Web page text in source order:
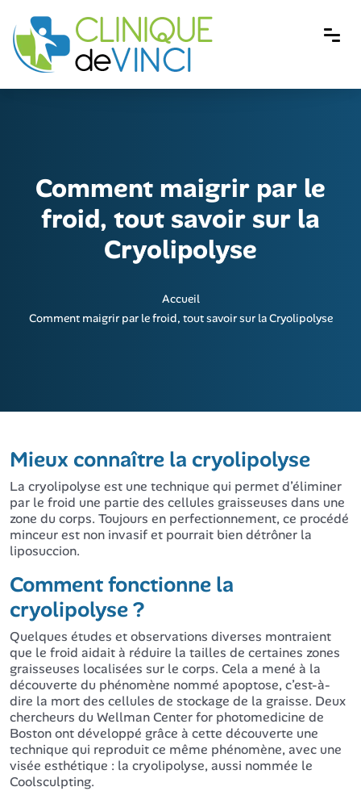
Comment maigrir par le
froid, tout savoir sur la
Cryolipolyse
Accueil
Comment maigrir par le froid, tout savoir sur la Cryolipolyse
Mieux connaître la cryolipolyse
La cryolipolyse est une technique qui permet d’éliminer
par le froid une partie des cellules graisseuses dans une
zone du corps. Toujours en perfectionnement, ce procédé
minceur est non invasif et pourrait bien détrôner la
liposuccion.
Comment fonctionne la
cryolipolyse ?
Quelques études et observations diverses montraient
que le froid aidait à réduire la tailles de certaines zones
graisseuses localisées sur le corps. Cela a mené à la
découverte du phénomène nommé apoptose, c’est-à-
dire la mort des cellules de stockage de la graisse. Deux
chercheurs du Wellman Center for photomedicine de
Boston ont développé grâce à cette découverte une
technique qui reproduit ce même phénomène, avec une
visée esthétique : la cryolipolyse, aussi nommée le
Coolsculpting.